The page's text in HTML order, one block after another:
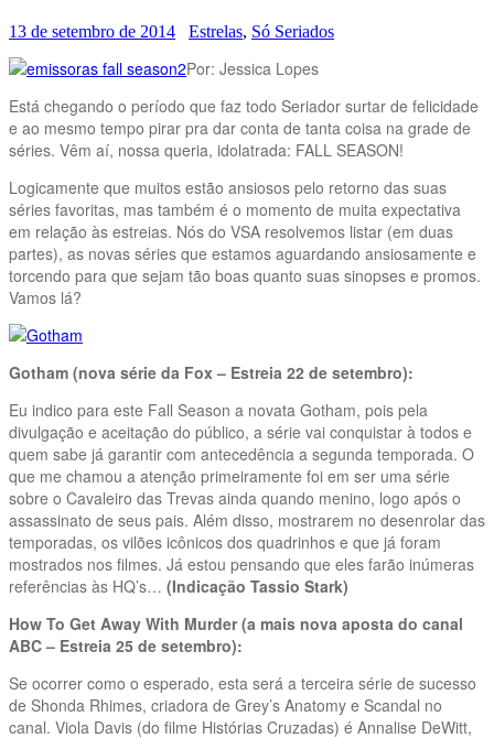
13 de setembro de 2014 Estrelas, Só Seriados
Por: Jessica Lopes
Está chegando o período que faz todo Seriador surtar de felicidade
e ao mesmo tempo pirar pra dar conta de tanta coisa na grade de
séries. Vêm aí, nossa queria, idolatrada: FALL SEASON!
Logicamente que muitos estão ansiosos pelo retorno das suas
séries favoritas, mas também é o momento de muita expectativa
em relação às estreias. Nós do VSA resolvemos listar (em duas
partes), as novas séries que estamos aguardando ansiosamente e
torcendo para que sejam tão boas quanto suas sinopses e promos.
Vamos lá?
Gotham (nova série da Fox – Estreia 22 de setembro):
Eu indico para este Fall Season a novata Gotham, pois pela
divulgação e aceitação do público, a série vai conquistar à todos e
quem sabe já garantir com antecedência a segunda temporada. O
que me chamou a atenção primeiramente foi em ser uma série
sobre o Cavaleiro das Trevas ainda quando menino, logo após o
assassinato de seus pais. Além disso, mostrarem no desenrolar das
temporadas, os vilões icônicos dos quadrinhos e que já foram
mostrados nos filmes. Já estou pensando que eles farão inúmeras
referências às HQ’s… (Indicação Tassio Stark)
How To Get Away With Murder (a mais nova aposta do canal
ABC – Estreia 25 de setembro):
Se ocorrer como o esperado, esta será a terceira série de sucesso
de Shonda Rhimes, criadora de Grey’s Anatomy e Scandal no
canal. Viola Davis (do filme Histórias Cruzadas) é Annalise DeWitt,